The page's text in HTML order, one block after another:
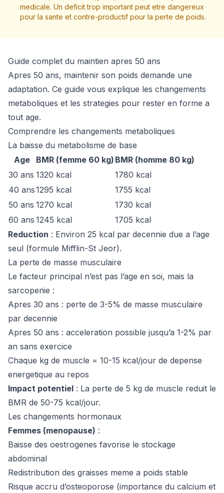
medicale. Un deficit trop important peut etre dangereux
pour la sante et contre-productif pour la perte de poids.
Guide complet du maintien apres 50 ans
Apres 50 ans, maintenir son poids demande une
adaptation. Ce guide vous explique les changements
metaboliques et les strategies pour rester en forme a
tout age.
Comprendre les changements metaboliques
La baisse du metabolisme de base
Age
BMR (femme 60 kg) BMR (homme 80 kg)
30 ans 1320 kcal
1780 kcal
40 ans1295 kcal
1755 kcal
50 ans 1270 kcal
1730 kcal
60 ans 1245 kcal
1705 kcal
Reduction : Environ 25 kcal par decennie due a l’age
seul (formule Mifflin-St Jeor).
La perte de masse musculaire
Le facteur principal n’est pas l’age en soi, mais la
sarcopenie :
Apres 30 ans : perte de 3-5% de masse musculaire
par decennie
Apres 50 ans : acceleration possible jusqu’a 1-2% par
an sans exercice
Chaque kg de muscle = 10-15 kcal/jour de depense
energetique au repos
Impact potentiel : La perte de 5 kg de muscle reduit le
BMR de 50-75 kcal/jour.
Les changements hormonaux
Femmes (menopause) :
Baisse des oestrogenes favorise le stockage
abdominal
Redistribution des graisses meme a poids stable
Risque accru d’osteoporose (importance du calcium et